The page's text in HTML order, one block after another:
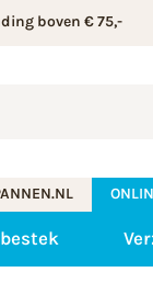
boven € 75,-